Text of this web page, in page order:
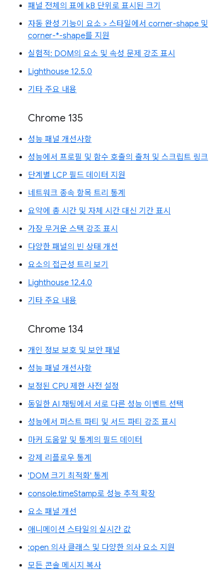
패널 전체의 표에 kB 단위로 표시된 크기
자동 완성 기능이 요소 > 스타일에서 corner-shape 및
corner-*-shape를 지원
실험적: DOM의 요소 및 속성 문제 강조 표시
Lighthouse 12.5.0
기타 주요 내용
Chrome 135
성능 패널 개선사항
성능에서 프로필 및 함수 호출의 출처 및 스크립트 링크
단계별 LCP 필드 데이터 지원
네트워크 종속 항목 트리 통계
요약에 총 시간 및 자체 시간 대신 기간 표시
가장 무거운 스택 강조 표시
다양한 패널의 빈 상태 개선
요소의 접근성 트리 보기
Lighthouse 12.4.0
기타 주요 내용
Chrome 134
개인 정보 보호 및 보안 패널
성능 패널 개선사항
보정된 CPU 제한 사전 설정
동일한 AI 채팅에서 서로 다른 성능 이벤트 선택
성능에서 퍼스트 파티 및 서드 파티 강조 표시
마커 도움말 및 통계의 필드 데이터
강제 리플로우 통계
'DOM 크기 최적화' 통계
console.timeStamp로 성능 추적 확장
요소 패널 개선
애니메이션 스타일의 실시간 값
:open 의사 클래스 및 다양한 의사 요소 지원
모든 콘솔 메시지 복사